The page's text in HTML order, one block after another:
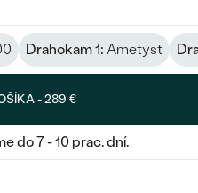
Drahokam 1: Ametyst
-289 €
do 7 - 10 prac. dní.